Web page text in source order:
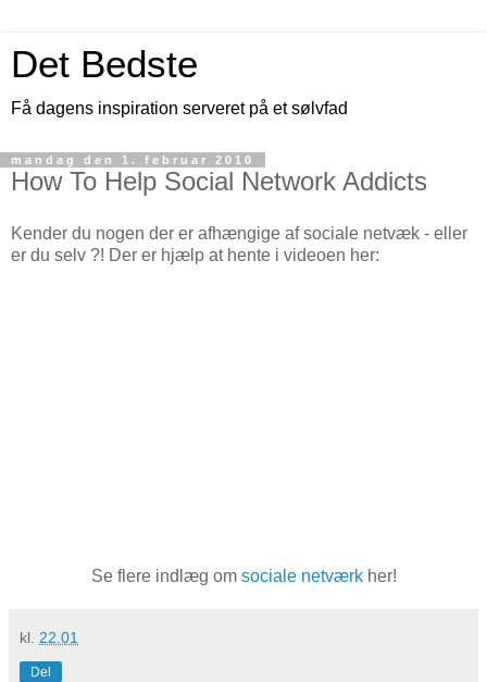
Det Bedste
Få dagens inspiration serveret på et sølvfad
mandag den 1. februar 2010
How To Help Social Network Addicts
Kender du nogen der er afhængige af sociale netvæk - eller
er du selv ?! Der er hjælp at hente i videoen her:
Se flere indlæg om sociale netværkher!
kl. 22.01
Del